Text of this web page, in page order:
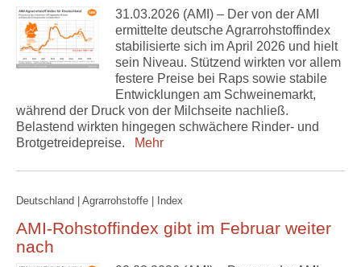
31.03.2026 (AMI) – Der von der AMI
ermittelte deutsche Agrarrohstoffindex
stabilisierte sich im April 2026 und hielt
sein Niveau. Stützend wirkten vor allem
festere Preise bei Raps sowie stabile
Entwicklungen am Schweinemarkt,
während der Druck von der Milchseite nachließ.
Belastend wirkten hingegen schwächere Rinder- und
Brotgetreidepreise.
Mehr
Deutschland | Agrarrohstoffe | Index
AMI-Rohstoffindex gibt im Februar weiter
nach